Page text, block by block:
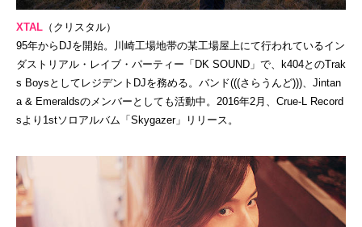
XTAL （クリスタル）
95年からDJを開始。川崎工場地帯の某工場屋上にて行われているイン
ダストリアル・レイブ・パーティー「DK SOUND」で、k404とのTrak
s BoysとしてレジデントDJを務める。バンド(((さらうんど)))、Jintan
a & Emeraldsのメンバーとしても活動中。2016年2月、Crue-L Record
sより1stソロアルバム「Skygazer」リリース。